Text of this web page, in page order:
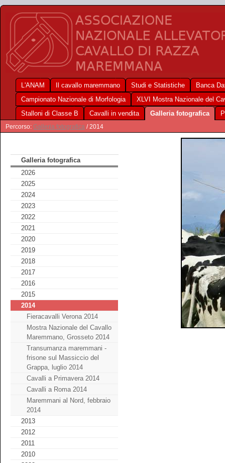
L'ANAM Il cavallo maremmano Studi e Statistiche
Banca
Campionato Nazionale di Morfologia
XLVI Mostra Nazionale del
Stalloni di Classe B
Cavalli in vendita Galleria fotografica
Percorso: Galleria fotografica / 2014
Galleria fotografica
2026
2025
2024
2023
2022
2021
2020
2019
2018
2017
2016
2015
2014
Fieracavalli Verona 2014
Mostra Nazionale del Cavallo
Maremmano, Grosseto 2014
Transumanza maremmani -
frisone sul Massiccio del
Grappa, luglio 2014
Cavalli a Primavera 2014
Cavalli a Roma 2014
Maremmani al Nord, febbraio
2014
2013
2012
2011
2010